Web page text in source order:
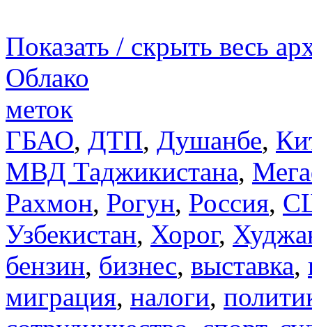
Показать / скрыть весь
Облако
меток
ГБАО, ДТП, Душанбе,
МВД Таджикистана,
Рахмон, Рогун, Россия,
Узбекистан, Хорог,
бензин, бизнес, выставка,
миграция, налоги,